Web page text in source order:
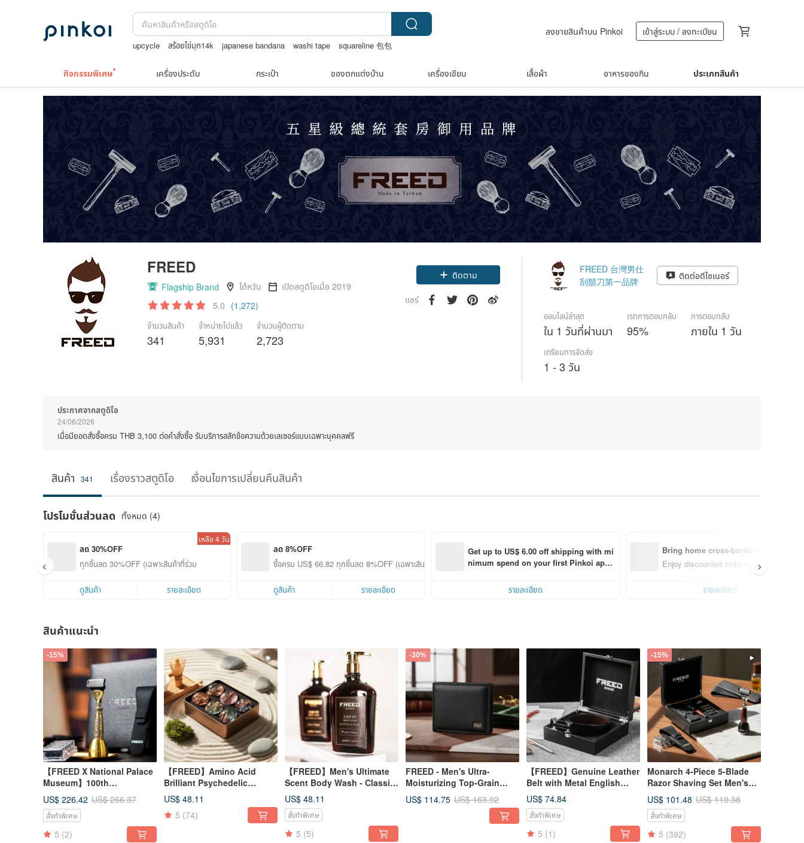
upcycle สร้อยไข่มุก14k japanese bandana washi tape
squareline 包包
ลงขายสินค้าบน Pinkoi เข้าสู่ระบบ / ลงทะเบียน
กิจกรรมพิเศษ เครื่องประดับ กระเป๋า ของตกแต่งบ้าน เครื่องเขียน เสื้อผ้า อาหารของกิน ประเภทสินค้า
FREED
Flagship Brand ไต้หวัน
เปิดสตูดิโอเมื่อ 2019
5.0 (1,272)
จำนวนสินค้า
341
จำหน่ายไปแล้ว
5,931
จำนวนผู้ติดตาม
2,723
Claim coupon
ติดตาม
แชร์
FREED 台灣男仕
刮鬍刀第一品牌
ติดต่อดีไซเนอร์
ออนไลน์ล่าสุด
ใน 1 วันที่ผ่านมา
เรทการตอบกลับ
95%
การตอบกลับ
ภายใน 1 วัน
เตรียมการจัดส่ง
1 - 3 วัน
ประกาศจากสตูดิโอ
24/06/2026
เมื่อมียอดสั่งซื้อครบ THB 3,100 ต่อคำสั่งซื้อ รับบริการสลักข้อความด้วยเลเซอร์แบบเฉพาะบุคคลฟรี
สินค้า 341 เรื่องราวสตูดิโอ เงื่อนไขการเปลี่ยนคืนสินค้า
โปรโมชั่นส่วนลด ทั้งหมด (4)
ลด 30%OFF
ทุกชิ้นลด 30%OFF (เฉพาะสินค้าที่ร่วมรายการ)
เหลือ 4 วัน
ดูสินค้า รายละเอียด
ลด 8%OFF
ซื้อครบ US$ 66.82 ทุกชิ้นลด 8%OFF (เฉพาะสินค้าที่ร่วมรายการ)
ดูสินค้า รายละเอียด
Get up to US$ 6.00 off shipping with mi
nimum spend on your first Pinkoi app
รายละเอียด
Bring home cross-border design with
Enjoy discounted shipping for select
รายละเอียด
สินค้าแนะนำ
-15%
【FREED X National Palace
Museum】100th
Anniversary Limited Edition
4-Piece Shavin
US$ 226.42 US$ 266.37
สั่งทำพิเศษ
5 (2)
【FREED】Amino Acid
Brilliant Psychedelic
Gemstone Handmade Soap
Gift Box
US$ 48.11
5 (74)
【FREED】Men's Ultimate
Scent Body Wash - Classic
Sandalwood 500ML
Custom Engraving
Essential Oil
US$ 48.11
สั่งทำพิเศษ
5 (5)
-30%
FREED - Men's Ultra-
Moisturizing Top-Grain
Nappa Leather Bifold
Wallet - Black. Wallets for
US$ 114.75 US$ 163.92
【FREED】Genuine Leather
Belt with Metal English
Buckle | Leather | Business
Gifting
US$ 74.84
สั่งทำพิเศษ
5 (1)
-15%
Monarch 4-Piece 5-Blade
Razor Shaving Set Men's
Safety Razor Grooming Gift
US$ 101.48 US$ 119.38
สั่งทำพิเศษ
5 (392)